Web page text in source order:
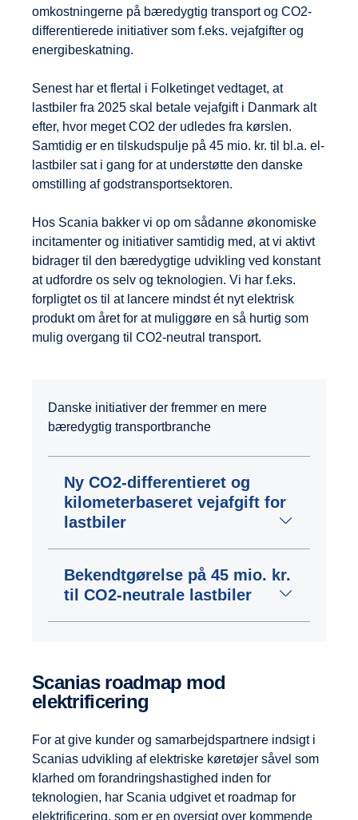
omkostningerne på bæredygtig transport og CO2-
differentierede initiativer som f.eks. vejafgifter og
energibeskatning.
Senest har et flertal i Folketinget vedtaget, at
lastbiler fra 2025 skal betale vejafgift i Danmark alt
efter, hvor meget CO2 der udledes fra kørslen.
Samtidig er en tilskudspulje på 45 mio. kr. til bl.a. el-
lastbiler sat i gang for at understøtte den danske
omstilling af godstransportsektoren.
Hos Scania bakker vi op om sådanne økonomiske
incitamenter og initiativer samtidig med, at vi aktivt
bidrager til den bæredygtige udvikling ved konstant
at udfordre os selv og teknologien. Vi har f.eks.
forpligtet os til at lancere mindst ét nyt elektrisk
produkt om året for at muliggøre en så hurtig som
mulig overgang til CO2-neutral transport.
Danske initiativer der fremmer en mere
bæredygtig transportbranche
Ny CO2-differentieret og
kilometerbaseret vejafgift for
lastbiler
Bekendtgørelse på 45 mio. kr.
til CO2-neutrale lastbiler
Scanias roadmap mod
elektrificering
For at give kunder og samarbejdspartnere indsigt i
Scanias udvikling af elektriske køretøjer såvel som
klarhed om forandringshastighed inden for
teknologien, har Scania udgivet et roadmap for
elektrificering, som er en oversigt over kommende